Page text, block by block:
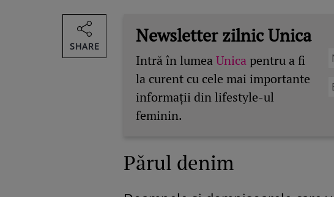
Newsletter zilnic Unica
Intră în lumeaUnica pentru a fi
la curent cu cele mai importante
informații din lifestyle-ul
feminin.
Părul denim
SHARE